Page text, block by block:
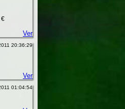
€
Ver
20:36:29
Ver
01:04:54